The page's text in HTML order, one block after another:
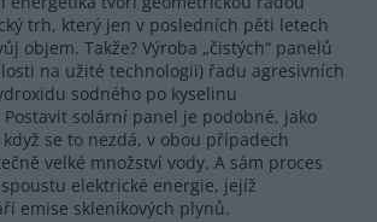
trh, který jen v posledních pěti letech
objem. Takže? Výroba „čistých“ panelů
na užité technologii) řadu agresivních
sodného po kyselinu
solární panel je podobné, jako
se to nezdá, v obou případech
velké množství vody. A sám proces
elektrické energie, jejíž
emise skleníkových plynů.